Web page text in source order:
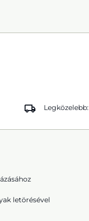
Legközelebb:
letörésével